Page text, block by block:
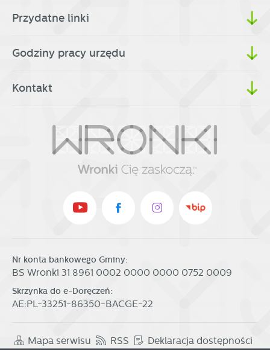
Przydatne linki
Godziny pracy urzędu
Kontakt
Nr konta bankowego Gminy:
BS Wronki 31 8961 0002 0000 0000 0752 0009
Skrzynka do e-Doręczeń:
AE:PL-33251-86350-BACGE-22
Mapa serwisu RSS Deklaracja dostępności